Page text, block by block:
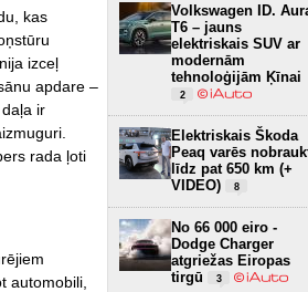
kas
izceļ
apdare –
ir
rada ļoti
automobili,
Volkswagen ID.
T6 – jauns
elektriskais SUV ar
modernām
tehnoloģijām Ķīnai
2
Elektriskais Škoda
Peaq varēs
līdz pat 650 km (+
VIDEO)
8
No 66 000 eiro -
Dodge Charger
atgriežas Eiropas
tirgū
3